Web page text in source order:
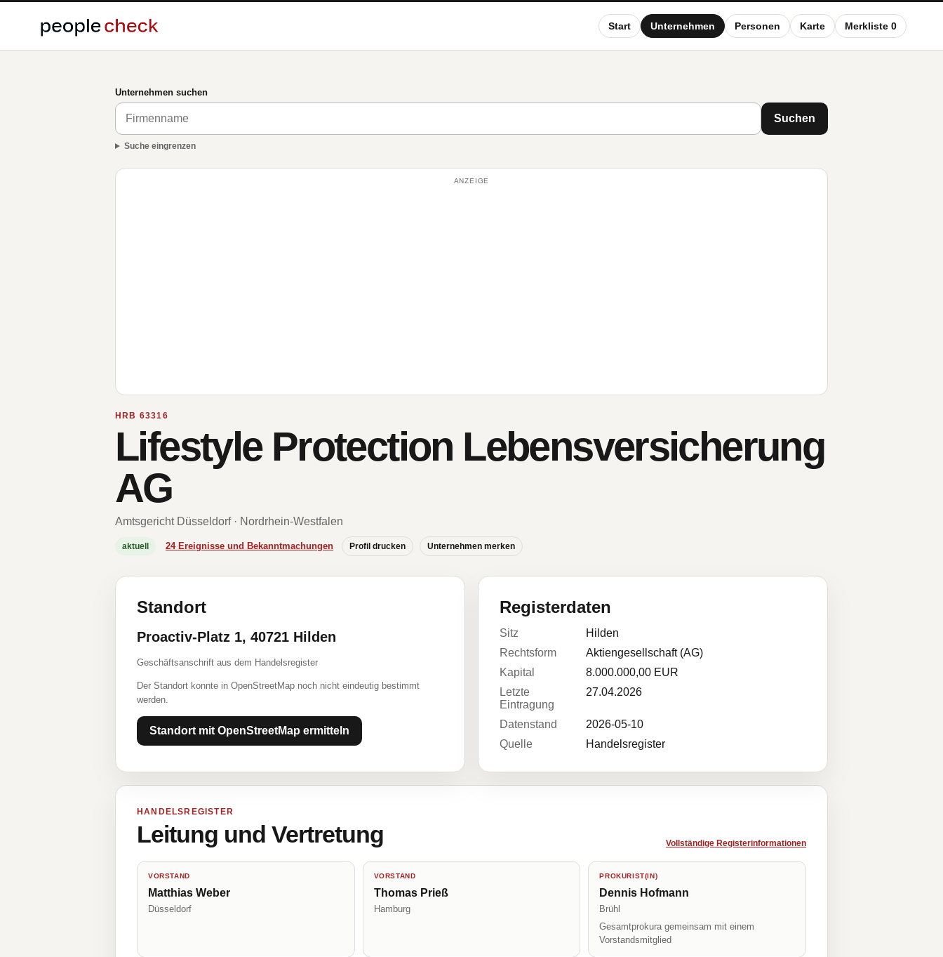
Start Unternehmen Personen Karte Merkliste 0
Unternehmen suchen
Suchen
Suche eingrenzen
ANZEIGE
HRB 63316
Lifestyle Protection Lebensversicherung
AG
Amtsgericht Düsseldorf · Nordrhein-Westfalen
aktuell 24 Ereignisse und Bekanntmachungen Profil drucken Unternehmen merken
Standort
Proactiv-Platz 1, 40721 Hilden
Geschäftsanschrift aus dem Handelsregister
Der Standort konnte in OpenStreetMap noch nicht eindeutig bestimmt
werden.
Standort mit OpenStreetMap ermitteln
Registerdaten
Sitz
Hilden
Rechtsform
Aktiengesellschaft (AG)
Kapital
8.000.000,00 EUR
Letzte
Eintragung
27.04.2026
Datenstand
2026-05-10
Quelle
Handelsregister
HANDELSREGISTER
Leitung und Vertretung Vollständige Registerinformationen
VORSTAND
Matthias Weber
Düsseldorf
VORSTAND
Thomas Prieß
Hamburg
PROKURIST(IN)
Dennis Hofmann
Brühl
Gesamtprokura gemeinsam mit einem
Vorstandsmitglied